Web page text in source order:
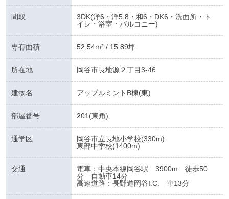
間取
3DK(洋6・洋5.8・和6・DK6・洗面所・ト
イレ・浴室・バルコニー)
専有面積 52.54m² / 15.89坪
所在地 岡谷市長地源２丁目3-46
建物名 アップルミントB棟(東)
部屋番号 201(東角)
通学区
岡谷市立長地小学校(330m)
東部中学校(1400m)
交通
電車：中央本線岡谷駅 3900m 徒歩50
分 自動車14分
高速道路：長野道岡谷I.C. 車13分